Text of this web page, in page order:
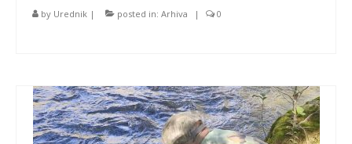
by Urednik | posted in: Arhiva | 0